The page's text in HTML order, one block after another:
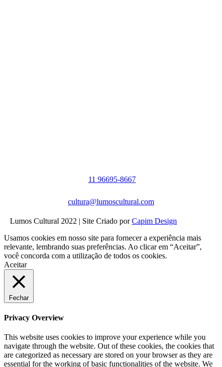
11 96695-8667
cultura@lumoscultural.com
Lumos Cultural 2022 | Site Criado porCapim Design
Usamos cookies em nosso site para fornecer a experiência mais
relevante, lembrando suas preferências. Ao clicar em “Aceitar”,
você concorda com a utilização de todos os cookies.
Aceitar
Fechar
Privacy Overview
This website uses cookies to improve your experience while you
navigate through the website. Out of these cookies, the cookies that
are categorized as necessary are stored on your browser as they are
essential for the working of basic functionalities of the website. We